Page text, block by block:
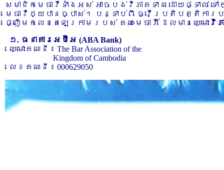
សមាជិកមេធាវីទាំងអស់ អាចបង់វិភាគទាន ដោយផ្ទាល់
មេធាវីឲ្យបានច្បាស់។ បន្ទាប់ពី ធ្វើប្រតិបត្តិកា
ផ្ញើមកលេខតេឡេក្រាមរបស់ គណៈមេធាវី ដែលមានឈ្មោះ វិភ
១. ធនាគារអេប៊ីអេ (ABA Bank)
ឈ្មោះគណនី ៖ The Bar Association of the
Kingdom of Cambodia
លេខគណនី ៖ 000629050